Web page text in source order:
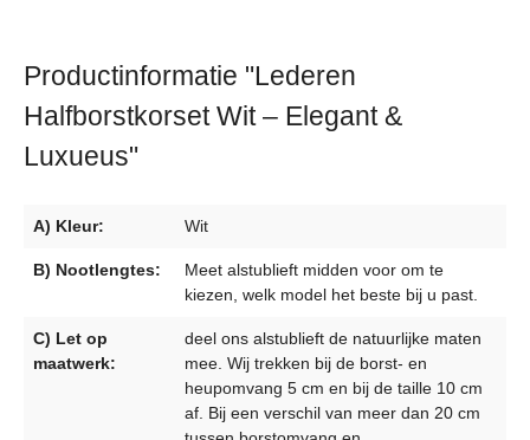
Productinformatie "Lederen
Halfborstkorset Wit – Elegant &
Luxueus"
A) Kleur: Wit
B) Nootlengtes:
Meet alstublieft midden voor om te
kiezen, welk model het beste bij u past.
C) Let op
maatwerk:
deel ons alstublieft de natuurlijke maten
mee. Wij trekken bij de borst- en
heupomvang 5 cm en bij de taille 10 cm
af. Bij een verschil van meer dan 20 cm